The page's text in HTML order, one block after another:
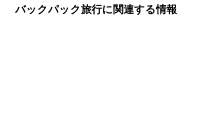
バックパック旅行に関連する情報